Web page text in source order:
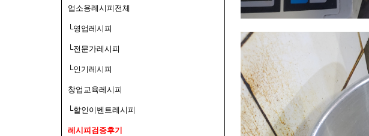
업소용레시피전체
└영업레시피
└전문가레시피
└인기레시피
창업교육레시피
└할인이벤트레시피
레시피검증후기